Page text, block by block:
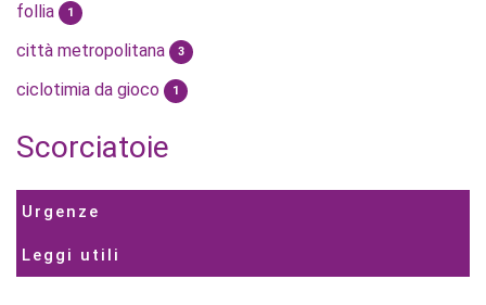
follia 1
città metropolitana 3
ciclotimia da gioco 1
Scorciatoie
Urgenze
Leggi utili